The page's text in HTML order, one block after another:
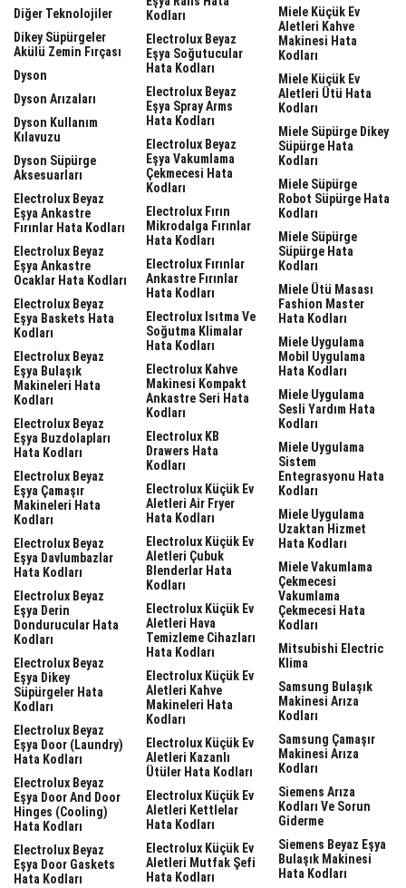
Diğer Teknolojiler
Dikey Süpürgeler
Akülü Zemin Fırçası
Dyson
Dyson Arızaları
Dyson Kullanım
Kılavuzu
Dyson Süpürge
Aksesuarları
Electrolux Beyaz
Eşya Ankastre
Fırınlar Hata Kodları
Electrolux Beyaz
Eşya Ankastre
Ocaklar Hata Kodları
Electrolux Beyaz
Eşya Baskets Hata
Kodları
Electrolux Beyaz
Eşya Bulaşık
Makineleri Hata
Kodları
Electrolux Beyaz
Eşya Buzdolapları
Hata Kodları
Electrolux Beyaz
Eşya Çamaşır
Makineleri Hata
Kodları
Electrolux Beyaz
Eşya Davlumbazlar
Hata Kodları
Electrolux Beyaz
Eşya Derin
Dondurucular Hata
Kodları
Electrolux Beyaz
Eşya Dikey
Süpürgeler Hata
Kodları
Electrolux Beyaz
Eşya Door (laundry)
Hata Kodları
Electrolux Beyaz
Eşya Door And Door
Hinges (cooling)
Hata Kodları
Electrolux Beyaz
Eşya Door Gaskets
Hata Kodları
Kodları
Electrolux Beyaz
Eşya Soğutucular
Hata Kodları
Electrolux Beyaz
Eşya Spray Arms
Hata Kodları
Electrolux Beyaz
Eşya Vakumlama
Çekmecesi Hata
Kodları
Electrolux Fırın
Mikrodalga Fırınlar
Hata Kodları
Electrolux Fırınlar
Ankastre Fırınlar
Hata Kodları
Electrolux Isıtma Ve
Soğutma Klimalar
Hata Kodları
Electrolux Kahve
Makinesi Kompakt
Ankastre Seri Hata
Kodları
Electrolux KB
Drawers Hata
Kodları
Electrolux Küçük Ev
Aletleri Air Fryer
Hata Kodları
Electrolux Küçük Ev
Aletleri Çubuk
Blenderlar Hata
Kodları
Electrolux Küçük Ev
Aletleri Hava
Temizleme Cihazları
Hata Kodları
Electrolux Küçük Ev
Aletleri Kahve
Makineleri Hata
Kodları
Electrolux Küçük Ev
Aletleri Kazanlı
Ütüler Hata Kodları
Electrolux Küçük Ev
Aletleri Kettlelar
Hata Kodları
Electrolux Küçük Ev
Aletleri Mutfak Şefi
Hata Kodları
Miele Küçük Ev
Aletleri Kahve
Makinesi Hata
Kodları
Miele Küçük Ev
Aletleri Ütü Hata
Kodları
Miele Süpürge Dikey
Süpürge Hata
Kodları
Miele Süpürge
Robot Süpürge Hata
Kodları
Miele Süpürge
Süpürge Hata
Kodları
Miele Ütü Masası
Fashion Master
Hata Kodları
Miele Uygulama
Mobil Uygulama
Hata Kodları
Miele Uygulama
Sesli Yardım Hata
Kodları
Miele Uygulama
Sistem
Entegrasyonu Hata
Kodları
Miele Uygulama
Uzaktan Hizmet
Hata Kodları
Miele Vakumlama
Çekmecesi
Vakumlama
Çekmecesi Hata
Kodları
Mitsubishi Electric
Klima
Samsung Bulaşık
Makinesi Arıza
Kodları
Samsung Çamaşır
Makinesi Arıza
Kodları
Siemens Arıza
Kodları Ve Sorun
Giderme
Siemens Beyaz Eşya
Bulaşık Makinesi
Hata Kodları